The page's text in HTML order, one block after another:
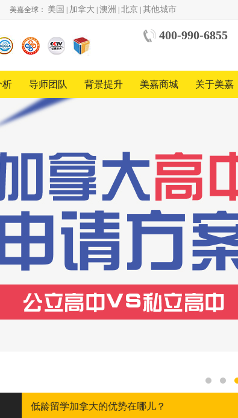
美嘉全球： 美国 加拿大 澳洲 北京 其他城市
400-990-6855
学
务
位
品牌
创新
发展
工程
越》
栏目
合作
伙伴
国际
教育
基金
会
析 导师团队 背景提升 美嘉商城 关于美嘉
低龄留学加拿大的优势在哪儿？